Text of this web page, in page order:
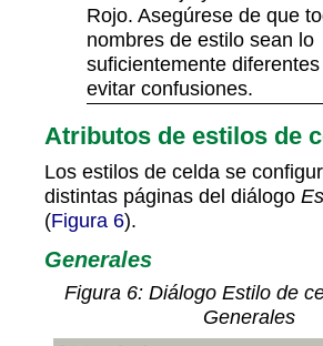
Rojo. Asegúrese de que
nombres de estilo sean lo
suficientemente
evitar confusiones.
Atributos de estilos de
Los estilos de celda se
distintas páginas del diálogo
(Figura 6).
Generales
Figura 6: Diálogo Estilo de
Generales